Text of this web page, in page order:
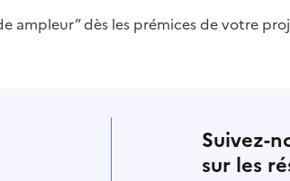
ampleur” dès les prémices de votre
Suivez-
sur les